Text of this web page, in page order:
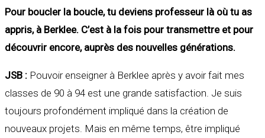
Pour boucler la boucle, tu deviens professeur là où tu as
appris, à Berklee. C’est à la fois pour transmettre et pour
découvrir encore, auprès des nouvelles générations.
JSB : Pouvoir enseigner à Berklee après y avoir fait mes
classes de 90 à 94 est une grande satisfaction. Je suis
toujours profondément impliqué dans la création de
nouveaux projets. Mais en même temps, être impliqué